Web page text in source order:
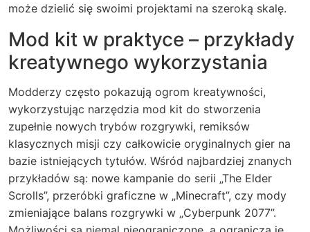
może dzielić się swoimi projektami na szeroką skalę.
Mod kit w praktyce – przykłady
kreatywnego wykorzystania
Modderzy często pokazują ogrom kreatywności,
wykorzystując narzędzia mod kit do stworzenia
zupełnie nowych trybów rozgrywki, remiksów
klasycznych misji czy całkowicie oryginalnych gier na
bazie istniejących tytułów. Wśród najbardziej znanych
przykładów są: nowe kampanie do serii „The Elder
Scrolls”, przeróbki graficzne w „Minecraft”, czy mody
zmieniające balans rozgrywki w „Cyberpunk 2077”.